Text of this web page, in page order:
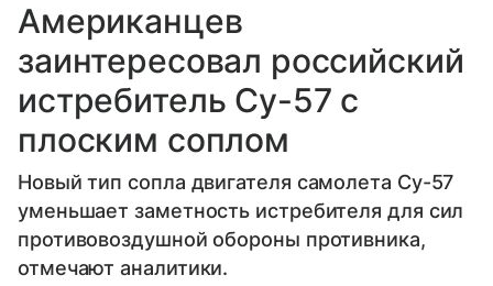
Американцев
заинтересовал российский
истребитель Су-57 с
плоским соплом
Новый тип сопла двигателя самолета Су-57
уменьшает заметность истребителя для сил
противовоздушной обороны противника,
отмечают аналитики.